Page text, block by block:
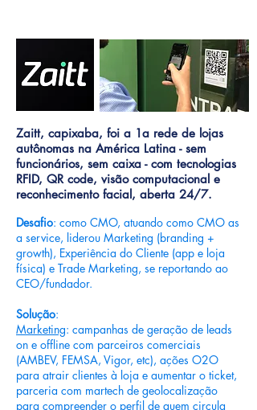
Zaitt, capixaba, foi a 1a rede de lojas
autônomas na América Latina - sem
funcionários, sem caixa - com tecnologias
RFID, QR code, visão computacional e
reconhecimento facial, aberta 24/7.
Desafio: como CMO, atuando como CMO as
a service, liderou Marketing (branding +
growth), Experiência do Cliente (app e loja
física) e Trade Marketing, se reportando ao
CEO/fundador.
Solução:
Marketing: campanhas de geração de leads
on e offline com parceiros comerciais
(AMBEV, FEMSA, Vigor, etc), ações O2O
para atrair clientes à loja e aumentar o ticket,
parceria com martech de geolocalização
para compreender o perfil de quem circula